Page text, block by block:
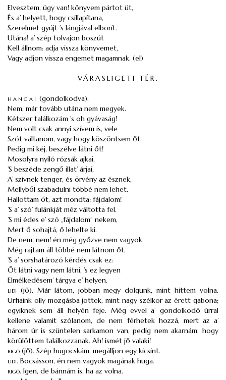
Elvesztem, úgy van! könyvem pártot üt,
És a’ helyett, hogy csillapítana,
Szerelmet gyújt ’s lángjával elborít.
Utána! a’ szép tolvajon boszút
Kell állnom: adja vissza könyvemet,
Vagy adjon vissza engemet magamnak. (el)
VÁRASLIGETI TÉR.
hangai (gondolkodva).
Nem, már tovább utána nem megyek.
Kétszer találkozám ’s oh gyávaság!
Nem volt csak annyi szívem is, vele
Szót váltanom, vagy hogy köszöntsem őt.
Pedig mi kéj, beszélve látni őt!
Mosolyra nyíló rózsák ajkai,
’S beszéde zengő illat’ árjai,
A’ szívnek tenger, és örvény az észnek,
Mellyből szabadulni többé nem lehet.
Hallottam őt, azt mondta: fájdalom!
’S a’ szó’ fulánkját méz váltotta fel.
’S mi édes e’ szó „fájdalom” nekem,
Mert ő sohajtá, ő lehelte ki.
De nem, nem! én még győzve nem vagyok,
Még rajtam áll többé nem látnom őt,
’S a’ sorshatározó kérdés csak ez:
Őt látni vagy nem látni, ’s ez legyen
Elmélkedésem’ tárgya e’ helyen.
lidi (jő). Már látom, jobban megy dolgunk, mint hittem volna.
Urfiaink olly mozgásba jöttek, mint nagy szélkor az érett gabona;
egyiknek sem áll helyén feje. Még evvel a’ gondolkodó úrral
kellene valamit szólanom, de nem férhetek hozzá, mert az a’
három úr is szüntelen sarkamon van, pedig nem akarnám, hogy
körülöttem találkozzanak. Ah! ismét jő valaki!
rigó (jő). Szép hugocskám, megálljon egy kicsint.
lidi. Bocsásson, én nem vagyok magának huga.
rigó. Igen, de bánnám is, ha az volna.